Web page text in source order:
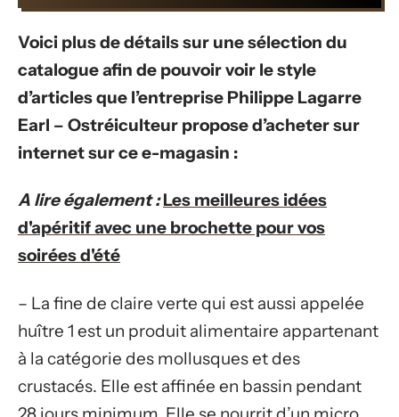
Voici plus de détails sur une sélection du
catalogue afin de pouvoir voir le style
d’articles que l’entreprise Philippe Lagarre
Earl – Ostréiculteur propose d’acheter sur
internet sur ce e-magasin :
A lire également : Les meilleures idées
d'apéritif avec une brochette pour vos
soirées d'été
– La fine de claire verte qui est aussi appelée
huître 1 est un produit alimentaire appartenant
à la catégorie des mollusques et des
crustacés. Elle est affinée en bassin pendant